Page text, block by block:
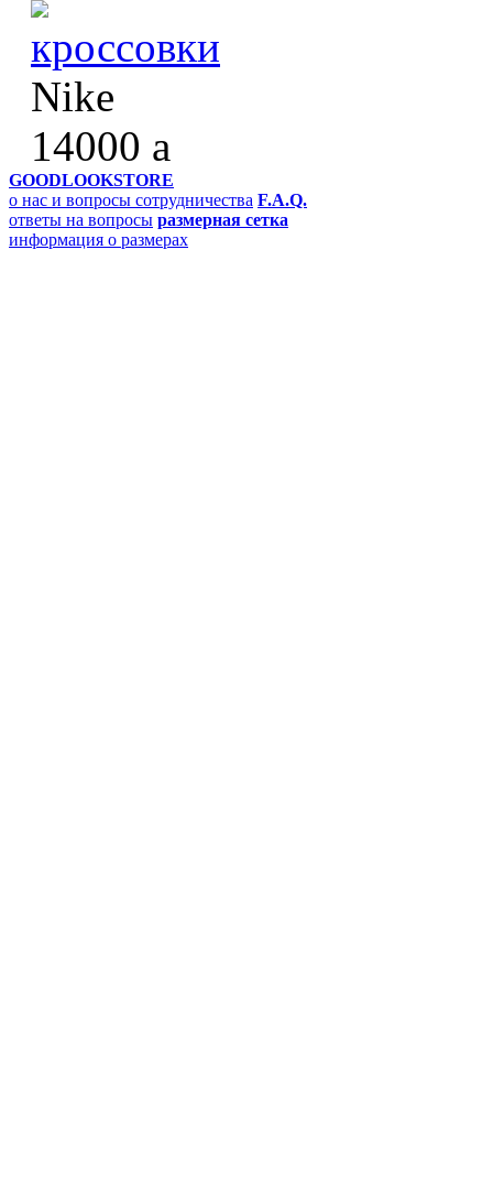
кроссовки
Nike
14000 a
GOODLOOKSTORE
о нас и вопросы сотрудничества F.A.Q.
ответы на вопросы размерная сетка
информация о размерах